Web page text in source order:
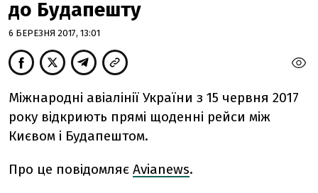
до Будапешту
6 БЕРЕЗНЯ 2017, 13:01
Міжнародні авіалінії України з 15 червня 2017
року відкриють прямі щоденні рейси між
Києвом і Будапештом.
Про це повідомляє Avianews.